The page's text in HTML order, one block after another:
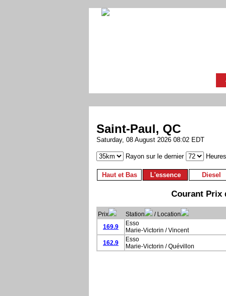
Saint-Paul, QC
Saturday, 08 August 2026 08:02 EDT
Rayon sur le dernier Heures
Haut et Bas L'essence Diesel
Courant Prix
Prix Station / Location
169.9
Esso
Marie-Victorin / Vincent
162.9
Esso
Marie-Victorin / Quévillon